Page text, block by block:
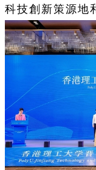
科技創新策源地